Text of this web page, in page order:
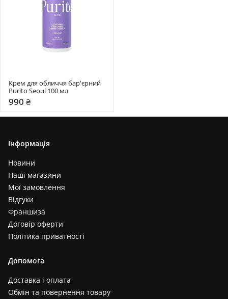
Крем для обличчя бар'єрний
Purito Seoul 100 мл
990 ₴
Інформація
Новини
Наші магазини
Мої замовлення
Відгуки
Франшиза
Договір оферти
Політика приватності
Допомога
Доставка і оплата
Обмін та повернення товару